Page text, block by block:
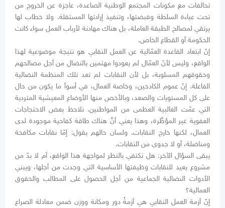
تحالفات مع مكونات المجتمع الوطنية الصاعدة، عاجزة عن الخروج من
تحت عباءة السلطة وقبضتها، وتنفيذ إرادتها المستقلة. ولا خطاب لها
يرتقي لمصالح الطبقة العاملة، بل هناك مهادنة لأرباب العمل سواء كانت
الحكومة أو القطاع الخاص.
إنّ ابتعاد القاعدة العمّالية عن العمل النقابي هو نتيجة موضوعية لهذا
الواقع، وليس لأنّ العمّال لم يعودوا مهتمين بالنضال من أجل مصالحهم
وحقوقهم المسلوبة، بل لأن النقابات لم تعد تلك المنظمة النضالية
الفاعلة. إنّ عموم الكادحين، وخاصة العمال، في أسوأ ما يكون من حال
على كل المستويات والصعد، وبالأخص منها الأوضاع المعيشية المتردية
التي عمّت الغالبية العظمى من المواطنين. نلاحظ بعض الاحتجاجات
العفوية غير المؤطَّرة، وهذا يعني أنَّ هناك طاقة كفاحية موجودة لدى
العمال، لكنها خارج النقابات. ولسان حالهم يقول: إمّا نقابات مكافحة
ومناضلة، أو لا جدوى من النقابات.
يبقى السؤال الآخر: هل نكتفي بالنظر لمواجهة هذا الواقع، أم لا بدّ من
مشروع يعيد للنقابات وظيفتها الأساسية التي وجدت من أجلها، ويبني
الأدوات النضالية الجماعية من أجل الحصول على المطالب والحقوق
العمالية؟
إنّ أزمة العمل النقابي هي أزمةُ دور ومكانة ووزن ضمن معادلة الصراع